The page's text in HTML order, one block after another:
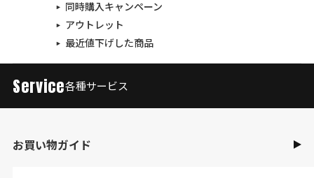
同時購入キャンペーン
アウトレット
最近値下げした商品
Service各種サービス
お買い物ガイド